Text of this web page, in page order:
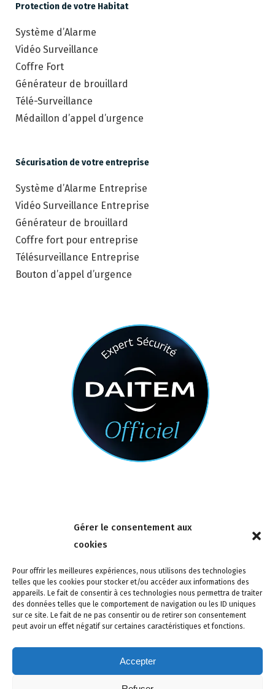
Gérer le consentement aux
cookies
Pour offrir les meilleures expériences, nous utilisons des technologies
telles que les cookies pour stocker et/ou accéder aux informations des
appareils. Le fait de consentir à ces technologies nous permettra de traiter
des données telles que le comportement de navigation ou les ID uniques
sur ce site. Le fait de ne pas consentir ou de retirer son consentement
peut avoir un effet négatif sur certaines caractéristiques et fonctions.
Accepter
Protection de votre Habitat
Système d’Alarme
Vidéo Surveillance
Coffre Fort
Générateur de brouillard
Télé-Surveillance
Médaillon d’appel d’urgence
Sécurisation de votre entreprise
Système d’Alarme Entreprise
Vidéo Surveillance Entreprise
Générateur de brouillard
Coffre fort pour entreprise
Télésurveillance Entreprise
Bouton d’appel d’urgence
4 rue de la Tour 85150 Les Achards